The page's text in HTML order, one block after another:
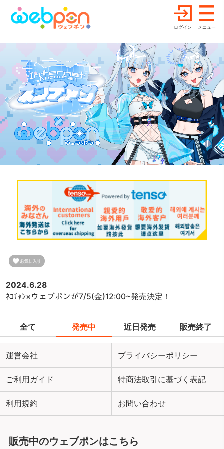
ログイン メニュー
2024.6.28
ﾈｺﾁｬﾝ×ウェブポンが7/5(金)12:00~発売決定！
全て 発売中 近日発売 販売終了
運営会社 プライバシーポリシー
ご利用ガイド 特商法取引に基づく表記
利用規約 お問い合わせ
販売中のウェブポンはこちら